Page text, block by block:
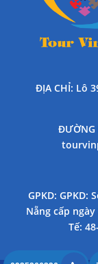
ĐỊA CHỈ: Lô
ĐƯỜNG
GPKD: GPKD:
Nẵng cấp
Tế: